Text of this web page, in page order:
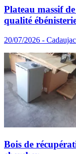
Plateau massif
qualité
20/07/2026 -
Bois de